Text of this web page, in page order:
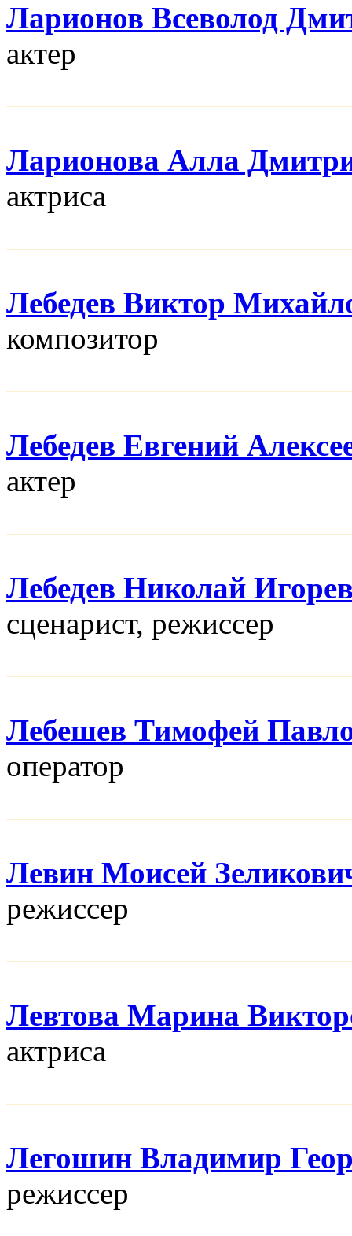
Ларионов Всеволод
актер
Ларионова Алла
актриса
Лебедев Виктор
композитор
Лебедев Евгений
актер
Лебедев Николай
сценарист, режисcер
Лебешев Тимофей
оператор
Левин Моисей
режисcер
Левтова Марина
актриса
Легошин Владимир
режисcер